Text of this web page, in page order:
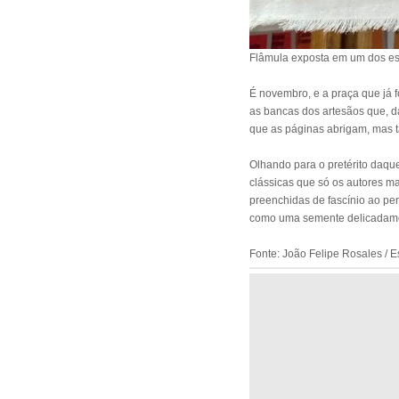
Flâmula exposta em um dos
É novembro, e a praça que já
as bancas dos artesãos que,
que as páginas abrigam, mas
Olhando para o pretérito
clássicas que só os autores
preenchidas de fascínio ao
como uma semente
Fonte: João Felipe Rosales /